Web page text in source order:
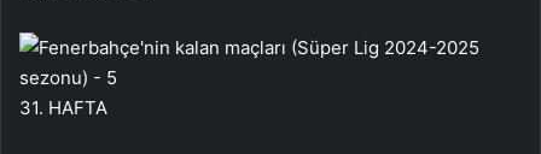
31. HAFTA